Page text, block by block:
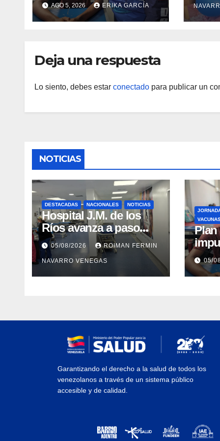
refugiados y
evaluación de
AGO 5, 2026 ERIKA GARCÍA
Deja una respuesta
Lo siento, debes estar conectado para publicar un
NOTICIAS
DESTACADAS NACIONALES NOTICIAS
Hospital J.M. de los
Ríos avanza a paso
firme en su
recuperación tras los
recientes eventos
sísmicos
05/08/2026 ROIMAN FERMIN
NAVARRO VENEGAS
​Plan
05/
Garantizando el derecho a la salud de todos los
venezolanos a través de un sistema público
accesible y de calidad.